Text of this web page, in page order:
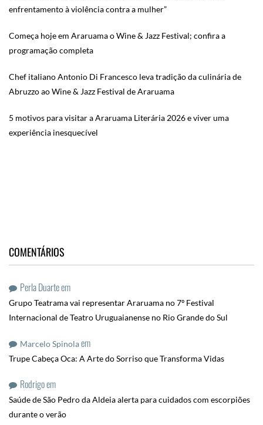
enfrentamento à violência contra a mulher”
Começa hoje em Araruama o Wine & Jazz Festival; confira a
programação completa
Chef italiano Antonio Di Francesco leva tradição da culinária de
Abruzzo ao Wine & Jazz Festival de Araruama
5 motivos para visitar a Araruama Literária 2026 e viver uma
experiência inesquecível
COMENTÁRIOS
Perla Duarteem
Grupo Teatrama vai representar Araruama no 7º Festival
Internacional de Teatro Uruguaianense no Rio Grande do Sul
Marcelo Spinolaem
Trupe Cabeça Oca: A Arte do Sorriso que Transforma Vidas
Rodrigoem
Saúde de São Pedro da Aldeia alerta para cuidados com escorpiões
durante o verão